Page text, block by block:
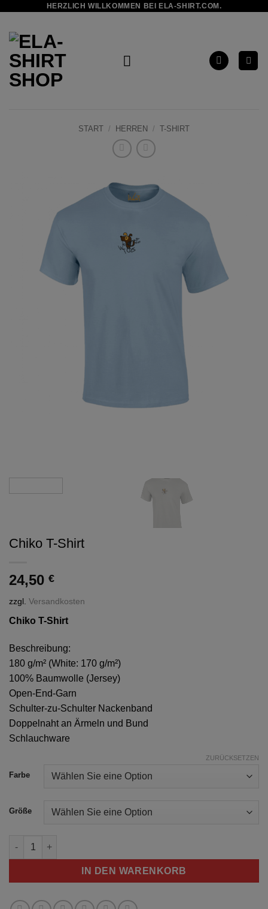
springen
HERZLICH WILLKOMMEN BEI ELA-SHIRT.COM.
START / HERREN / T-SHIRT
Chiko T-Shirt
24,50 €
zzgl. Versandkosten
Chiko T-Shirt
Beschreibung:
180 g/m² (White: 170 g/m²)
100% Baumwolle (Jersey)
Open-End-Garn
Schulter-zu-Schulter Nackenband
Doppelnaht an Ärmeln und Bund
Schlauchware
Farbe
Größe
ZURÜCKSETZEN
Chiko T-Shirt Menge
IN DEN WARENKORB